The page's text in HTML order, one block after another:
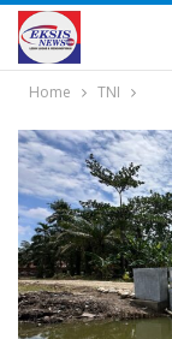
Home TNI